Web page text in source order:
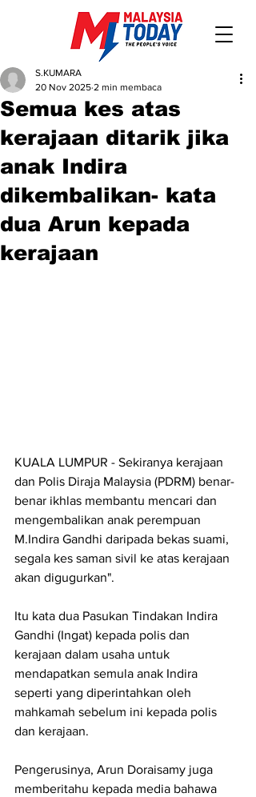
Semua kes atas
kerajaan ditarik jika
anak Indira
dikembalikan- kata
dua Arun kepada
kerajaan
S.KUMARA
20 Nov 2025 2 min membaca
KUALA LUMPUR - Sekiranya kerajaan
dan Polis Diraja Malaysia (PDRM) benar-
benar ikhlas membantu mencari dan
mengembalikan anak perempuan
M.Indira Gandhi daripada bekas suami,
segala kes saman sivil ke atas kerajaan
akan digugurkan".
Itu kata dua Pasukan Tindakan Indira
Gandhi (Ingat) kepada polis dan
kerajaan dalam usaha untuk
mendapatkan semula anak Indira
seperti yang diperintahkan oleh
mahkamah sebelum ini kepada polis
dan kerajaan.
Pengerusinya, Arun Doraisamy juga
memberitahu kepada media bahawa